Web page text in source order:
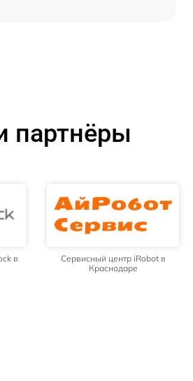
партнёры
в
Сервисный центр iRobot в
Краснодаре